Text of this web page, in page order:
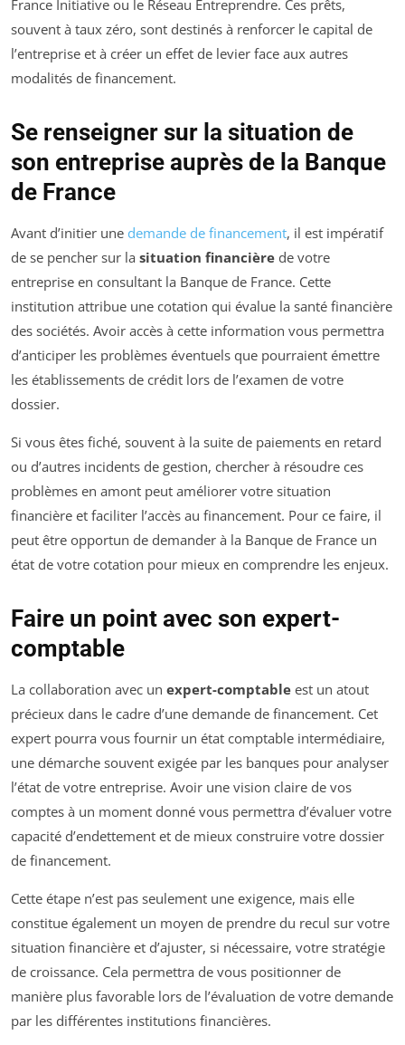
France Initiative ou le Réseau Entreprendre. Ces prêts,
souvent à taux zéro, sont destinés à renforcer le capital de
l’entreprise et à créer un effet de levier face aux autres
modalités de financement.
Se renseigner sur la situation de
son entreprise auprès de la Banque
de France
Avant d’initier une demande de financement, il est impératif
de se pencher sur la situation financière de votre
entreprise en consultant la Banque de France. Cette
institution attribue une cotation qui évalue la santé financière
des sociétés. Avoir accès à cette information vous permettra
d’anticiper les problèmes éventuels que pourraient émettre
les établissements de crédit lors de l’examen de votre
dossier.
Si vous êtes fiché, souvent à la suite de paiements en retard
ou d’autres incidents de gestion, chercher à résoudre ces
problèmes en amont peut améliorer votre situation
financière et faciliter l’accès au financement. Pour ce faire, il
peut être opportun de demander à la Banque de France un
état de votre cotation pour mieux en comprendre les enjeux.
Faire un point avec son expert-
comptable
La collaboration avec un expert-comptable est un atout
précieux dans le cadre d’une demande de financement. Cet
expert pourra vous fournir un état comptable intermédiaire,
une démarche souvent exigée par les banques pour analyser
l’état de votre entreprise. Avoir une vision claire de vos
comptes à un moment donné vous permettra d’évaluer votre
capacité d’endettement et de mieux construire votre dossier
de financement.
Cette étape n’est pas seulement une exigence, mais elle
constitue également un moyen de prendre du recul sur votre
situation financière et d’ajuster, si nécessaire, votre stratégie
de croissance. Cela permettra de vous positionner de
manière plus favorable lors de l’évaluation de votre demande
par les différentes institutions financières.